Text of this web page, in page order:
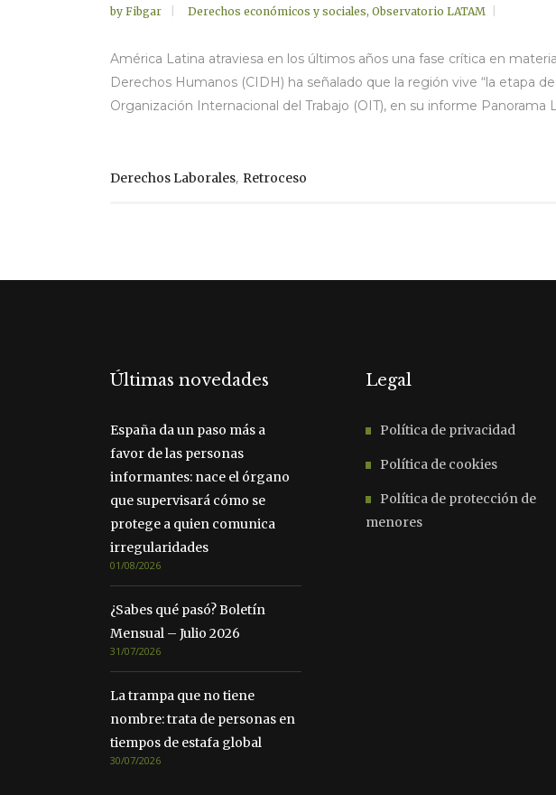
by Fibgar Derechos económicos y sociales, Observatorio LATAM
América Latina atraviesa en los últimos años una fase crítica en
Derechos Humanos (CIDH) ha señalado que la región vive “la etapa
Organización Internacional del Trabajo (OIT), en su informe Panorama
Derechos Laborales, Retroceso
Últimas novedades
España da un paso más a
favor de las personas
informantes: nace el órgano
que supervisará cómo se
protege a quien comunica
irregularidades
01/08/2026
¿Sabes qué pasó? Boletín
Mensual – Julio 2026
31/07/2026
La trampa que no tiene
nombre: trata de personas en
tiempos de estafa global
30/07/2026
Legal
Política de privacidad
Política de cookies
Política de protección de
menores